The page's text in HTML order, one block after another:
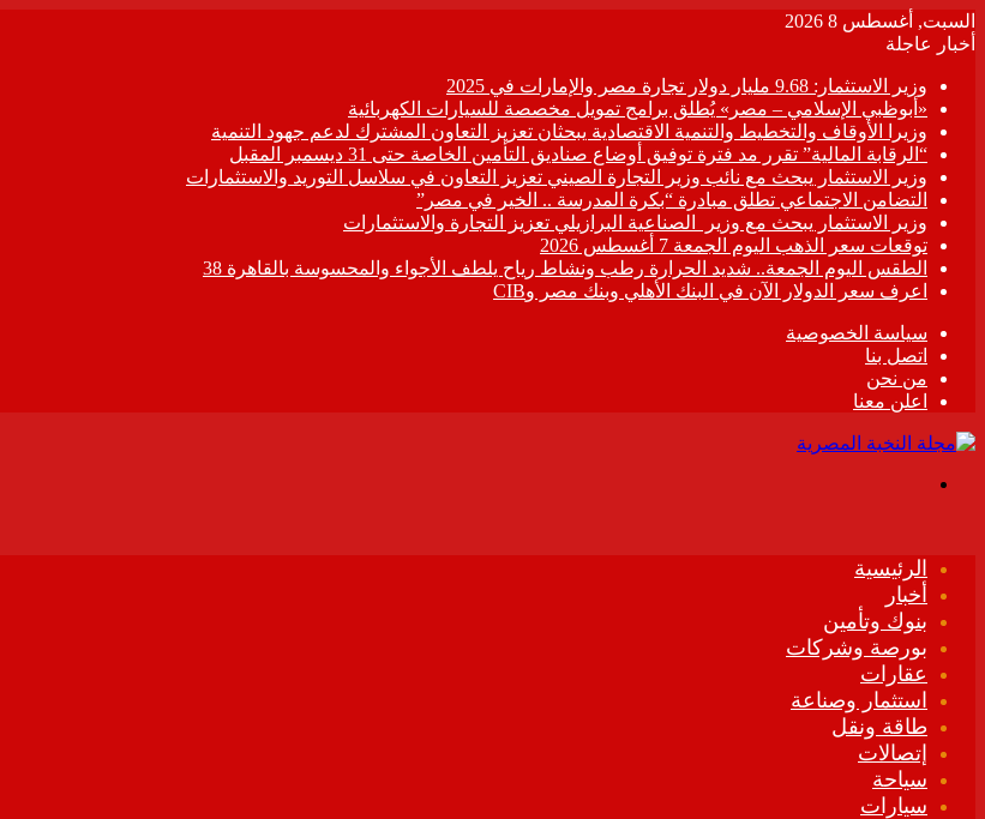
السبت, أغسطس 8 2026
أخبار عاجلة
وزير الاستثمار: 9.68 مليار دولار تجارة مصر والإمارات في 2025
«أبوظبي الإسلامي – مصر» يُطلق برامج تمويل مخصصة للسيارات الكهربائية
وزيرا الأوقاف والتخطيط والتنمية الاقتصادية يبحثان تعزيز التعاون المشترك لدعم جهود التنمية
“الرقابة المالية” تقرر مد فترة توفيق أوضاع صناديق التأمين الخاصة حتى 31 ديسمبر المقبل
وزير الاستثمار يبحث مع نائب وزير التجارة الصيني تعزيز التعاون في سلاسل التوريد والاستثمارات
التضامن الاجتماعي تطلق مبادرة “بكرة المدرسة .. الخير في مصر”
وزير الاستثمار يبحث مع وزير الصناعية البرازيلي تعزيز التجارة والاستثمارات
توقعات سعر الذهب اليوم الجمعة 7 أغسطس 2026
الطقس اليوم الجمعة.. شديد الحرارة رطب ونشاط رياح يلطف الأجواء والمحسوسة بالقاهرة 38
اعرف سعر الدولار الآن في البنك الأهلي وبنك مصر وCIB
سياسة الخصوصية
اتصل بنا
من نحن
اعلن معنا
الرئيسية
أخبار
بنوك وتأمين
بورصة وشركات
عقارات
استثمار وصناعة
طاقة ونقل
إتصالات
سياحة
سيارات